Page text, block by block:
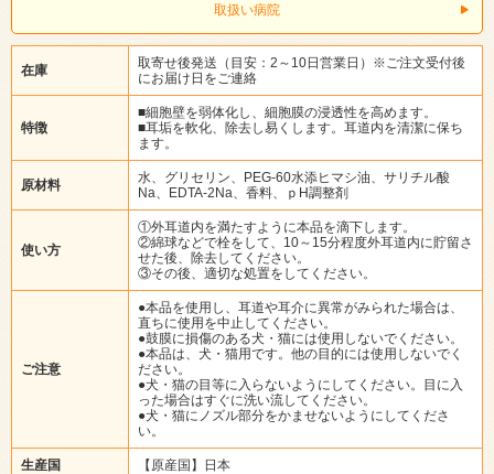
取扱い病院
在庫
取寄せ後発送（目安：2～10日営業日）※ご注文受付後
にお届け日をご連絡
特徴
■細胞壁を弱体化し、細胞膜の浸透性を高めます。
■耳垢を軟化、除去し易くします。耳道内を清潔に保ち
ます。
原材料
水、グリセリン、PEG-60水添ヒマシ油、サリチル酸
Na、EDTA-2Na、香料、ｐH調整剤
使い方
①外耳道内を満たすように本品を滴下します。
②綿球などで栓をして、10～15分程度外耳道内に貯留さ
せた後、除去してください。
③その後、適切な処置をしてください。
ご注意
●本品を使用し、耳道や耳介に異常がみられた場合は、
直ちに使用を中止してください。
●鼓膜に損傷のある犬・猫には使用しないでください。
●本品は、犬・猫用です。他の目的には使用しないでく
ださい。
●犬・猫の目等に入らないようにしてください。目に入
った場合はすぐに洗い流してください。
●犬・猫にノズル部分をかませないようにしてくださ
い。
生産国 【原産国】日本